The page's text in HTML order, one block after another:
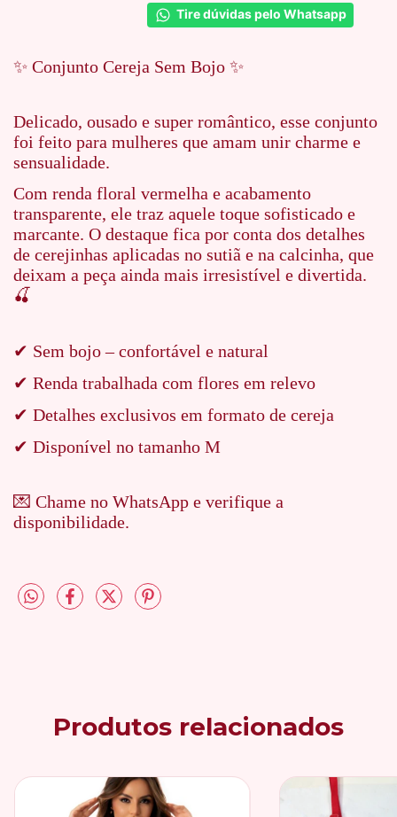
Tire dúvidas pelo Whatsapp
✨ Conjunto Cereja Sem Bojo ✨
Delicado, ousado e super romântico, esse conjunto
foi feito para mulheres que amam unir charme e
sensualidade.
Com renda floral vermelha e acabamento
transparente, ele traz aquele toque sofisticado e
marcante. O destaque fica por conta dos detalhes
de cerejinhas aplicadas no sutiã e na calcinha, que
deixam a peça ainda mais irresistível e divertida.
🍒
✔ Sem bojo – confortável e natural
✔ Renda trabalhada com flores em relevo
✔ Detalhes exclusivos em formato de cereja
✔ Disponível no tamanho M
💌 Chame no WhatsApp e verifique a
disponibilidade.
Produtos relacionados